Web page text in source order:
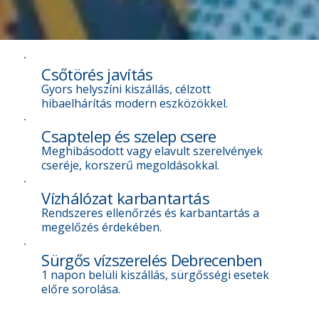
Csőtörés javítás
Gyors helyszíni kiszállás, célzott
hibaelhárítás modern eszközökkel.
Csaptelep és szelep csere
Meghibásodott vagy elavult szerelvények
cseréje, korszerű megoldásokkal.
Vízhálózat karbantartás
Rendszeres ellenőrzés és karbantartás a
megelőzés érdekében.
Sürgős vízszerelés Debrecenben
1 napon belüli kiszállás, sürgősségi esetek
előre sorolása.